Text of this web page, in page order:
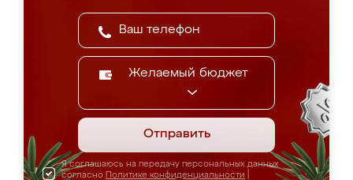
Желаемый бюджет
Отправить
Я соглашаюсь на передачу персональных данных
согласно Политике конфиденциальности